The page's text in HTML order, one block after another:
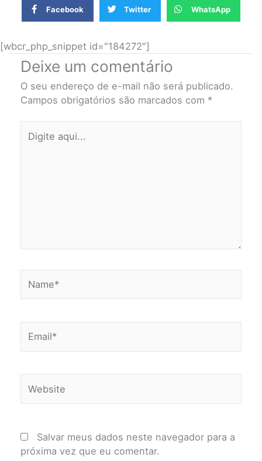
Facebook Twitter WhatsApp
[wbcr_php_snippet id="184272"]
Deixe um comentário
O seu endereço de e-mail não será publicado.
Campos obrigatórios são marcados com *
aqui...
Salvar meus dados neste navegador para a
próxima vez que eu comentar.